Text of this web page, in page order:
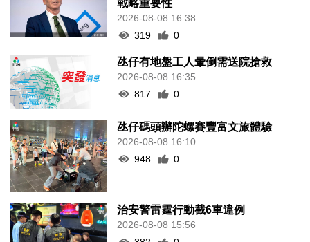
戰略重要性
2026-08-08 16:38
319
0
氹仔有地盤工人暈倒需送院搶救
2026-08-08 16:35
817
0
氹仔碼頭辦陀螺賽豐富文旅體驗
2026-08-08 16:10
948
0
治安警雷霆行動截6車違例
2026-08-08 15:56